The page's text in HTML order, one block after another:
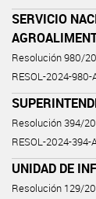
SERVICIO
Resolución 980/
RESOL-2024-980-
Resolución 394/
RESOL-2024-394-
UNIDAD DE
Resolución 129/